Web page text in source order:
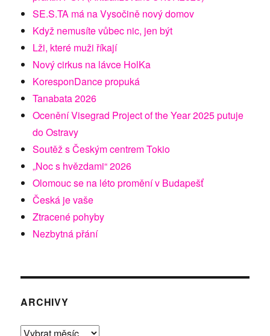
SE.S.TA má na Vysočině nový domov
Když nemusíte vůbec nic, jen být
Lži, které muži říkají
Nový cirkus na lávce HolKa
KoresponDance propuká
Tanabata 2026
Ocenění Visegrad Project of the Year 2025 putuje
do Ostravy
Soutěž s Českým centrem Tokio
„Noc s hvězdami“ 2026
Olomouc se na léto promění v Budapešť
Česká je vaše
Ztracené pohyby
Nezbytná přání
ARCHIVY
Archivy